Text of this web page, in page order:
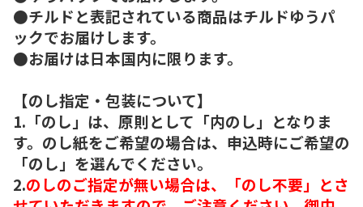
●チルドと表記されている商品はチルドゆうパ
ックでお届けします。
●お届けは日本国内に限ります。
【のし指定・包装について】
1.「のし」は、原則として「内のし」となりま
す。のし紙をご希望の場合は、申込時にご希望の
「のし」を選んでください。
2.のしのご指定が無い場合は、「のし不要」とさ